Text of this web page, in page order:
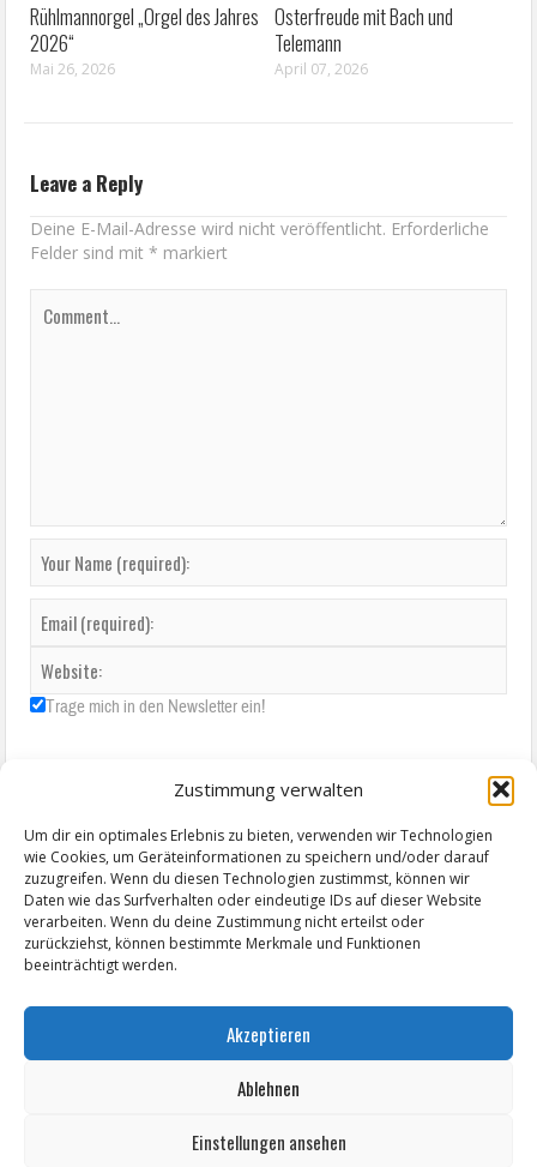
Zustimmung verwalten
Um dir ein optimales Erlebnis zu bieten, verwenden wir Technologien
wie Cookies, um Geräteinformationen zu speichern und/oder darauf
zuzugreifen. Wenn du diesen Technologien zustimmst, können wir
Daten wie das Surfverhalten oder eindeutige IDs auf dieser Website
verarbeiten. Wenn du deine Zustimmung nicht erteilst oder
zurückziehst, können bestimmte Merkmale und Funktionen
beeinträchtigt werden.
Akzeptieren
Ablehnen
Einstellungen ansehen
Rühlmannorgel „Orgel des Jahres
2026“
Mai 26, 2026
Osterfreude mit Bach und
Telemann
April 07, 2026
Leave a Reply
Deine E-Mail-Adresse wird nicht veröffentlicht. Erforderliche
Felder sind mit* markiert
Trage mich in den Newsletter ein!
Copyright © 2026 ZeitzOnline, Reiner Eckel